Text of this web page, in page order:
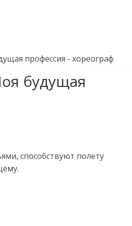
профессия - хореограф
будущая
способствуют полету